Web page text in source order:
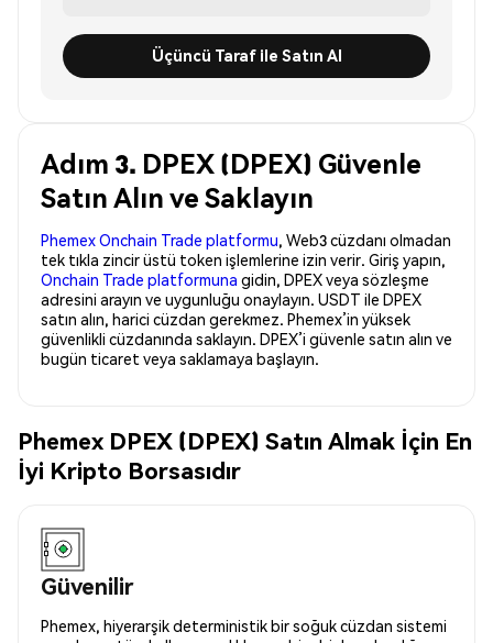
Üçüncü Taraf ile Satın Al
Adım 3. DPEX (DPEX) Güvenle
Satın Alın ve Saklayın
Phemex Onchain Trade platformu, Web3 cüzdanı olmadan
tek tıkla zincir üstü token işlemlerine izin verir. Giriş yapın,
Onchain Trade platformuna gidin, DPEX veya sözleşme
adresini arayın ve uygunluğu onaylayın. USDT ile DPEX
satın alın, harici cüzdan gerekmez. Phemex’in yüksek
güvenlikli cüzdanında saklayın. DPEX’i güvenle satın alın ve
bugün ticaret veya saklamaya başlayın.
Phemex DPEX (DPEX) Satın Almak İçin En
İyi Kripto Borsasıdır
Güvenilir
Phemex, hiyerarşik deterministik bir soğuk cüzdan sistemi